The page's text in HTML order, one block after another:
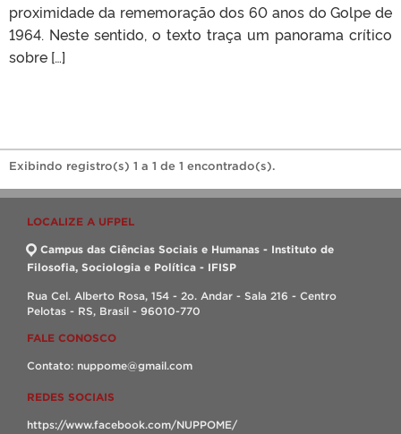
proximidade da rememoração dos 60 anos do Golpe de
1964. Neste sentido, o texto traça um panorama crítico
sobre […]
Exibindo registro(s) 1 a 1 de 1 encontrado(s).
LOCALIZE A UFPEL
Campus das Ciências Sociais e Humanas - Instituto de
Filosofia, Sociologia e Política - IFISP
Rua Cel. Alberto Rosa, 154 - 2o. Andar - Sala 216 - Centro
Pelotas - RS, Brasil - 96010-770
FALE CONOSCO
Contato: nuppome@gmail.com
REDES SOCIAIS
https://www.facebook.com/NUPPOME/